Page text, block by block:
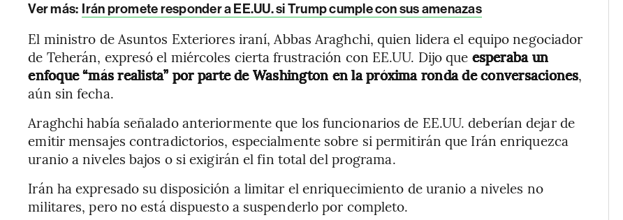
Ver más: Irán promete responder a EE.UU. si Trump cumple con sus amenazas
El ministro de Asuntos Exteriores iraní, Abbas Araghchi, quien lidera el equipo negociador
de Teherán, expresó el miércoles cierta frustración con EE.UU. Dijo que esperaba un
enfoque “más realista” por parte de Washington en la próxima ronda de conversaciones,
aún sin fecha.
Araghchi había señalado anteriormente que los funcionarios de EE.UU. deberían dejar de
emitir mensajes contradictorios, especialmente sobre si permitirán que Irán enriquezca
uranio a niveles bajos o si exigirán el fin total del programa.
Irán ha expresado su disposición a limitar el enriquecimiento de uranio a niveles no
militares, pero no está dispuesto a suspenderlo por completo.